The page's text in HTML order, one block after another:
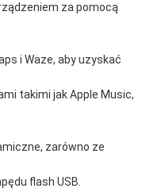
za pomocą
i Waze, aby uzyskać
takimi jak Apple Music,
zarówno ze
flash USB.